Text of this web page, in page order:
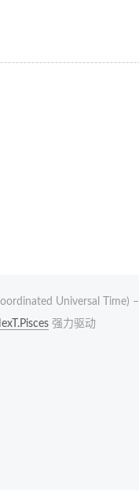
Universal Time) –
强力驱动